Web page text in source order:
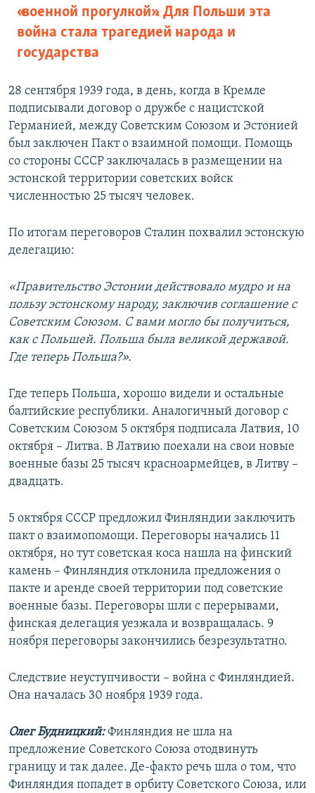
«военной прогулкой». Для Польши эта
война стала трагедией народа и
государства
28 сентября 1939 года, в день, когда в Кремле
подписывали договор о дружбе с нацистской
Германией, между Советским Союзом и Эстонией
был заключен Пакт о взаимной помощи. Помощь
со стороны СССР заключалась в размещении на
эстонской территории советских войск
численностью 25 тысяч человек.
По итогам переговоров Сталин похвалил эстонскую
делегацию:
«Правительство Эстонии действовало мудро и на
пользу эстонскому народу, заключив соглашение с
Советским Союзом. С вами могло бы получиться,
как с Польшей. Польша была великой державой.
Где теперь Польша?».
Где теперь Польша, хорошо видели и остальные
балтийские республики. Аналогичный договор с
Советским Союзом 5 октября подписала Латвия, 10
октября – Литва. В Латвию поехали на свои новые
военные базы 25 тысяч красноармейцев, в Литву –
двадцать.
5 октября СССР предложил Финляндии заключить
пакт о взаимопомощи. Переговоры начались 11
октября, но тут советская коса нашла на финский
камень – Финляндия отклонила предложения о
пакте и аренде своей территории под советские
военные базы. Переговоры шли с перерывами,
финская делегация уезжала и возвращалась. 9
ноября переговоры закончились безрезультатно.
Следствие неуступчивости – война с Финляндией.
Она началась 30 ноября 1939 года.
Олег Будницкий:Финляндия не шла на
предложение Советского Союза отодвинуть
границу и так далее. Де-факто речь шла о том, что
Финляндия попадет в орбиту Советского Союза, или